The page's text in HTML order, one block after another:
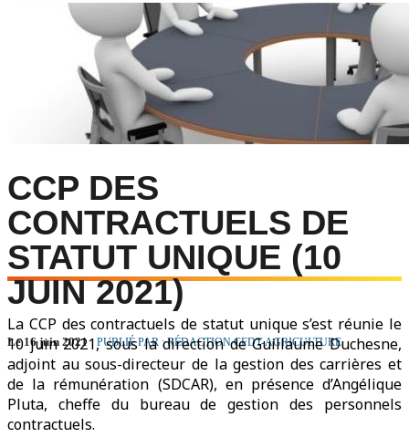
CCP DES
CONTRACTUELS DE
STATUT UNIQUE (10
JUIN 2021)
Le 16 juin 2021 PUBLIÉ PAR : RÉDACTION CFDT-AGRICULTURE
La CCP des contractuels de statut unique s’est réunie le
10 juin 2021, sous la direction de Guillaume Duchesne,
adjoint au sous-directeur de la gestion des carrières et
de la rémunération (SDCAR), en présence d’Angélique
Pluta, cheffe du bureau de gestion des personnels
contractuels.